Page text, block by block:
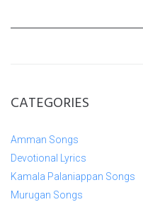
CATEGORIES
Amman Songs
Devotional Lyrics
Kamala Palaniappan Songs
Murugan Songs